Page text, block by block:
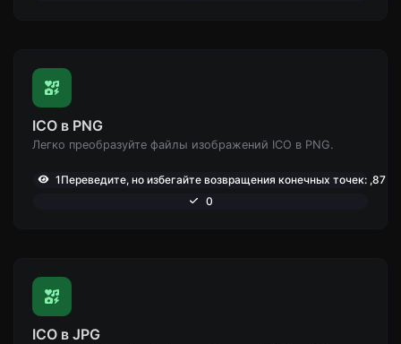
ICO в PNG
Легко преобразуйте файлы изображений ICO в PNG.
1Переведите, но избегайте возвращения конечных точек: ,875
0
ICO в JPG